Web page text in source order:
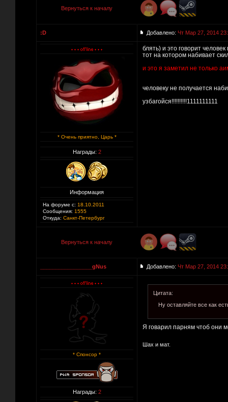
Вернуться к началу
:D Добавлено: Чт Мар 27, 2014
* Очень приятно, Царь *
Награды: 2
Информация
На форуме с: 18.10.2011
Сообщения: 1555
Откуда: Санкт-Петербург
блять) и это говорит
тот на котором набивает
и это я заметил не только
человеку не получается
узбагойся!!!!!!!!!!1111111111
Вернуться к началу
_________________gNus Добавлено: Чт Мар 27, 2014
* Спонсор *
Награды: 2
Цитата:
Ну оставляйте все как
Я говарил парням чтоб они
Шах и мат.